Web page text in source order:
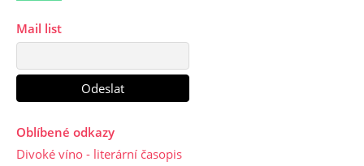
Mail list
Oblíbené odkazy
Divoké víno - literární časopis